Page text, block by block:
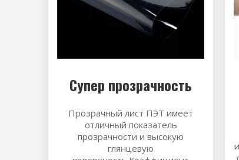
Супер прозрачность
Прозрачный лист ПЭТ имеет
отличный показатель
прозрачности и высокую
глянцевую